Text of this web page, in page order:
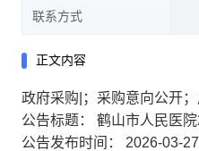
联系方式
正文内容
政府采购|；采购意向公开
公告标题： 鹤山市人民医
公告发布时间： 2026-03-